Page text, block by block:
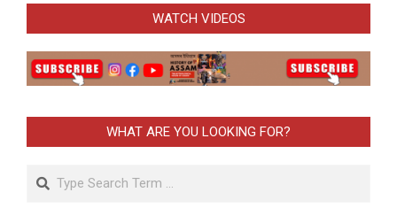
WATCH VIDEOS
WHAT ARE YOU LOOKING FOR?
Search